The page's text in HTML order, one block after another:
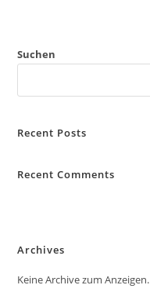
Suchen
Recent Posts
Recent Comments
Archives
Keine Archive zum Anzeigen.